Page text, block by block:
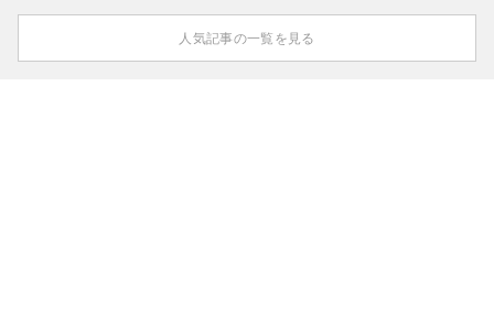
人気記事の一覧を見る